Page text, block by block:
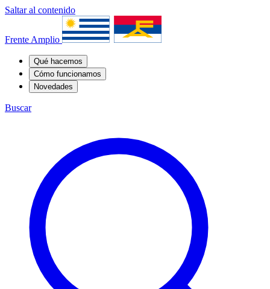
Saltar al contenido
Frente Amplio
Qué hacemos
Cómo funcionamos
Novedades
Buscar